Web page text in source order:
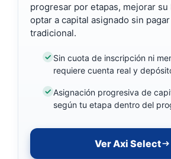
progresar por etapas, mejorar su
optar a capital asignado sin
tradicional.
Sin cuota de inscripción ni
requiere cuenta real y
Asignación progresiva de
según tu etapa dentro del
Ver Axi Select